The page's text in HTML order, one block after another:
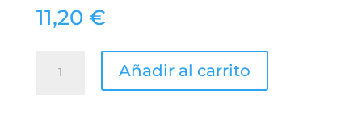
11,20 €
REFERENCIAAñadir al carrito